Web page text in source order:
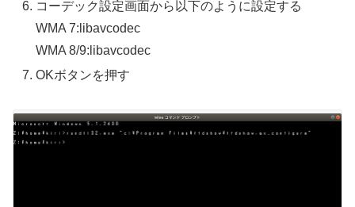
コーデック設定画面から以下のように設定する
WMA 7:libavcodec
WMA 8/9:libavcodec
OKボタンを押す